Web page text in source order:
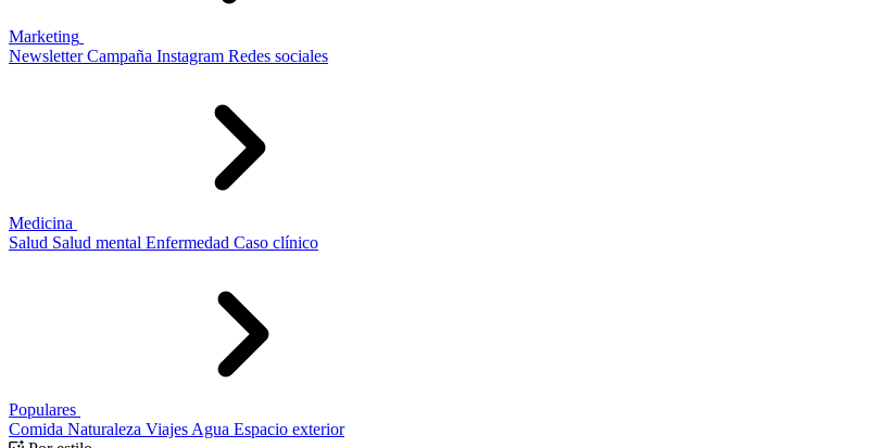
Marketing
Newsletter Campaña Instagram Redes sociales
Medicina
Salud Salud mental Enfermedad Caso clínico
Populares
Comida Naturaleza Viajes Agua Espacio exterior